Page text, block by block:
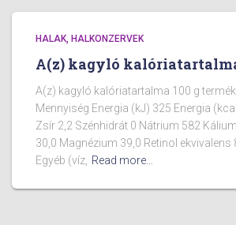
HALAK, HALKONZERVEK
A(z) kagyló
A(z) kagyló kalóriatartalma 100 g
Mennyiség Energia (kJ) 325 Energia
Zsír 2,2 Szénhidrát 0 Nátrium 582
30,0 Magnézium 39,0 Retinol ekvivalens
Egyéb (víz, Read more…